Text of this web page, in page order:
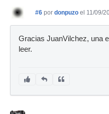
#6 por donpuzo el 11/09/
Gracias JuanVilchez, una
leer.